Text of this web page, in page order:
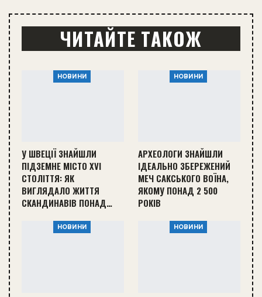
ЧИТАЙТЕ ТАКОЖ
НОВИНИ
У ШВЕЦІЇ ЗНАЙШЛИ
ПІДЗЕМНЕ МІСТО XVI
СТОЛІТТЯ: ЯК
ВИГЛЯДАЛО ЖИТТЯ
СКАНДИНАВІВ ПОНАД…
НОВИНИ
АРХЕОЛОГИ ЗНАЙШЛИ
ІДЕАЛЬНО ЗБЕРЕЖЕНИЙ
МЕЧ САКСЬКОГО ВОЇНА,
ЯКОМУ ПОНАД 2 500
РОКІВ
НОВИНИ НОВИНИ